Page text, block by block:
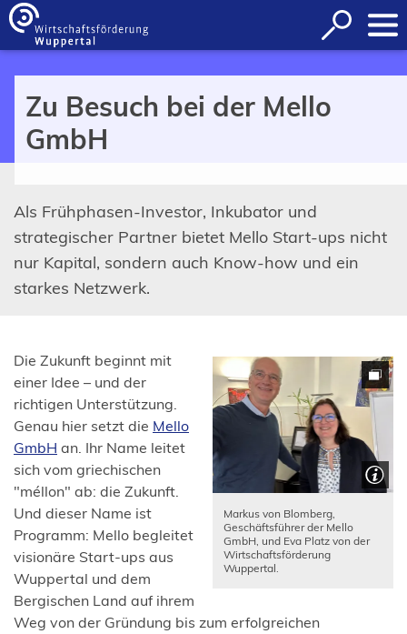
Inhalt anspringen
Suche
öffnen
Zu Besuch bei der Mello
GmbH
Als Frühphasen-Investor, Inkubator und
strategischer Partner bietet Mello Start-ups nicht
nur Kapital, sondern auch Know-how und ein
starkes Netzwerk.
Markus von Blomberg,
Geschäftsführer der Mello
GmbH, und Eva Platz von der
Wirtschaftsförderung
Wuppertal.
Die Zukunft beginnt mit
einer Idee – und der
richtigen Unterstützung.
Genau hier setzt die Mello
GmbH
(Öffnet
einem
neuen
Tab)
an. Ihr Name leitet
sich vom griechischen
"méllon" ab: die Zukunft.
Und dieser Name ist
Programm: Mello begleitet
visionäre Start-ups aus
Wuppertal und dem
Bergischen Land auf ihrem
Weg von der Gründung bis zum erfolgreichen